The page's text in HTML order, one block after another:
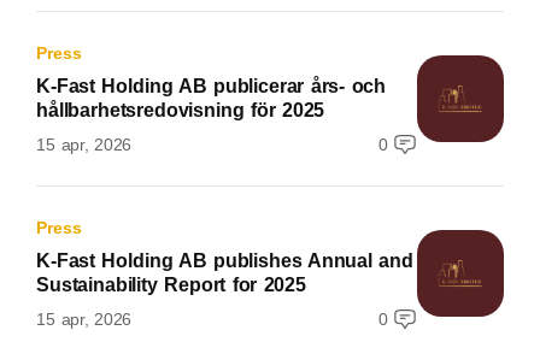
Press
K-Fast Holding AB publicerar års- och
hållbarhetsredovisning för 2025
15 apr, 2026 0
Press
K-Fast Holding AB publishes Annual and
Sustainability Report for 2025
15 apr, 2026 0